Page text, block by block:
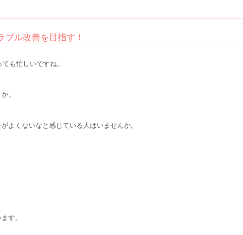
ル改善を目指す！
も忙しいですね。
。
よくないなと感じている人はいませんか。
す。